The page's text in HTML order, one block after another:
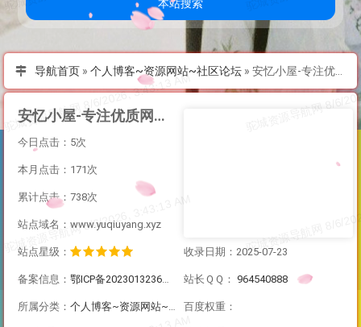
本站搜索
导航首页 » 个人博客~资源网站~社区论坛 »
安忆小屋-专注优质网络资源分享的技术博客
今日点击：5次
本月点击：171次
累计点击：738次
站点域名：www.yuqiuyang.xyz
站点星级： 收录日期：2025-07-23
备案信息： 鄂ICP备2023013236号-1 站长ＱＱ： 964540888
所属分类： 个人博客~资源网站~社区论坛 百度权重：